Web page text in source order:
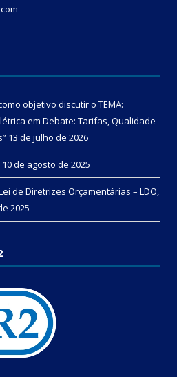
objetivo discutir o TEMA:
em Debate: Tarifas, Qualidade
13 de julho de 2026
10 de agosto de 2025
de Diretrizes Orçamentárias – LDO,
2025